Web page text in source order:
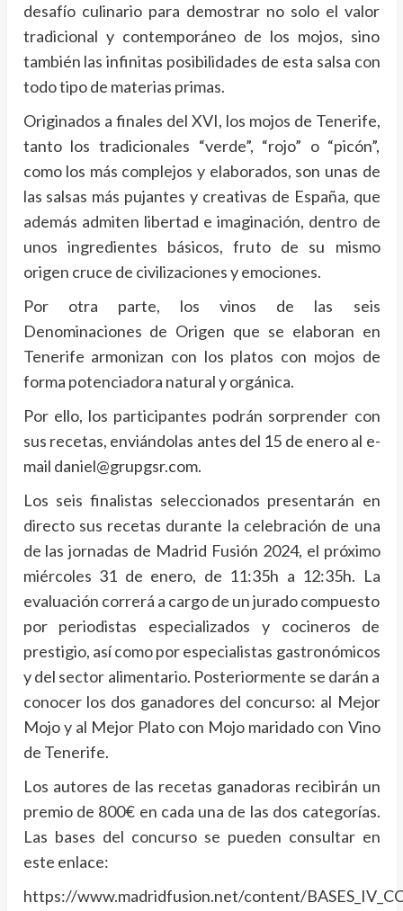
desafío culinario para demostrar no solo el valor
tradicional y contemporáneo de los mojos, sino
también las infinitas posibilidades de esta salsa con
todo tipo de materias primas.
Originados a finales del XVI, los mojos de Tenerife,
tanto los tradicionales “verde”, “rojo” o “picón”,
como los más complejos y elaborados, son unas de
las salsas más pujantes y creativas de España, que
además admiten libertad e imaginación, dentro de
unos ingredientes básicos, fruto de su mismo
origen cruce de civilizaciones y emociones.
Por otra parte, los vinos de las seis
Denominaciones de Origen que se elaboran en
Tenerife armonizan con los platos con mojos de
forma potenciadora natural y orgánica.
Por ello, los participantes podrán sorprender con
sus recetas, enviándolas antes del 15 de enero al e-
mail daniel@grupgsr.com.
Los seis finalistas seleccionados presentarán en
directo sus recetas durante la celebración de una
de las jornadas de Madrid Fusión 2024, el próximo
miércoles 31 de enero, de 11:35h a 12:35h. La
evaluación correrá a cargo de un jurado compuesto
por periodistas especializados y cocineros de
prestigio, así como por especialistas gastronómicos
y del sector alimentario. Posteriormente se darán a
conocer los dos ganadores del concurso: al Mejor
Mojo y al Mejor Plato con Mojo maridado con Vino
de Tenerife.
Los autores de las recetas ganadoras recibirán un
premio de 800€ en cada una de las dos categorías.
Las bases del concurso se pueden consultar en
este enlace:
https://www.madridfusion.net/content/